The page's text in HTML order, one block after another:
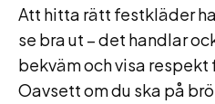
Att hitta rätt festkläder
se bra ut – det handlar
bekväm och visa
Oavsett om du ska på